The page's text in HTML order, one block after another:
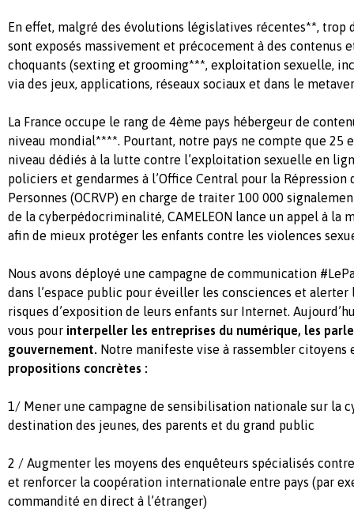
En effet, malgré des évolutions législatives récentes**, trop
sont exposés massivement et précocement à des contenus
choquants (sexting et grooming***, exploitation sexuelle,
via des jeux, applications, réseaux sociaux et dans le
La France occupe le rang de 4ème pays hébergeur de
niveau mondial****. Pourtant, notre pays ne compte que 25
niveau dédiés à la lutte contre l’exploitation sexuelle en
policiers et gendarmes à l’Office Central pour la Répression
Personnes (OCRVP) en charge de traiter 100 000
de la cyberpédocriminalité, CAMELEON lance un appel à la
afin de mieux protéger les enfants contre les violences
Nous avons déployé une campagne de communication
dans l’espace public pour éveiller les consciences et alerter
risques d’exposition de leurs enfants sur Internet.
vous pour interpeller les entreprises du numérique, les
gouvernement. Notre manifeste vise à rassembler
propositions concrètes :
1/ Mener une campagne de sensibilisation nationale sur la
destination des jeunes, des parents et du grand public
2 / Augmenter les moyens des enquêteurs spécialisés
et renforcer la coopération internationale entre pays (par
commandité en direct à l’étranger)